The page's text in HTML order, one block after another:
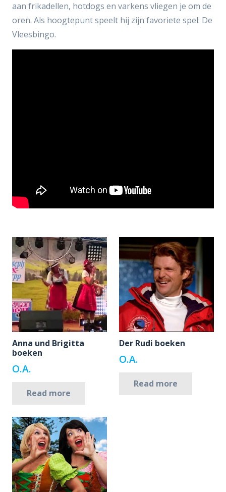
aan frikadellen, hotdogs en varkens vliegen je om de
oren. Als hoogtepunt speelt hij zijn favoriete spel: De
Vleesbingo.
Anna und Brigitta
boeken
O.A.
Read more
Der Rudi boeken
O.A.
Read more